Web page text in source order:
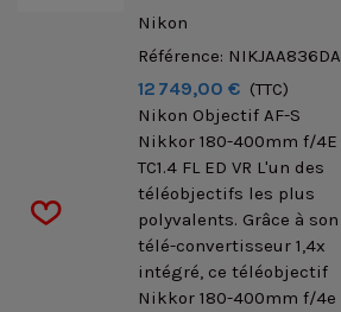
Nikon
Référence: NIKJAA836DA
12 749,00 € (TTC)
Nikon Objectif AF-S
Nikkor 180-400mm f/4E
TC1.4 FL ED VR L'un des
téléobjectifs les plus
polyvalents. Grâce à son
télé-convertisseur 1,4x
intégré, ce téléobjectif
Nikkor 180-400mm f/4e